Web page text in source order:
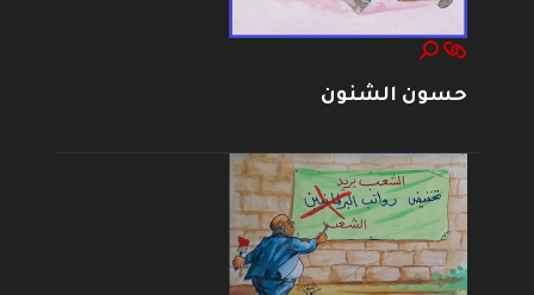
حسون الشنون